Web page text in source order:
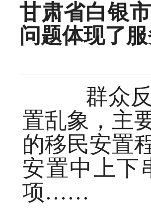
甘肃省白银
问题体现了
群众
置乱象，主
的移民安置
安置中上下
项……